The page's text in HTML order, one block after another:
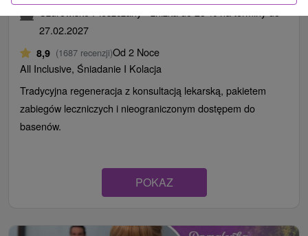
27.02.2027
8,9 (1687 recenzji)Od 2 Noce
All Inclusive, Śniadanie I Kolacja
Tradycyjna regeneracja z konsultacją lekarską, pakietem
zabiegów leczniczych i nieograniczonym dostępem do
basenów.
POKAZ